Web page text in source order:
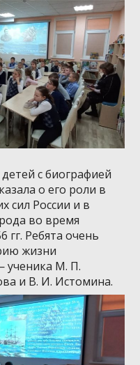
с биографией
о его роли в
сил России и в
во время
гг. Ребята очень
жизни
ученика М. П.
и В. И. Истомина.